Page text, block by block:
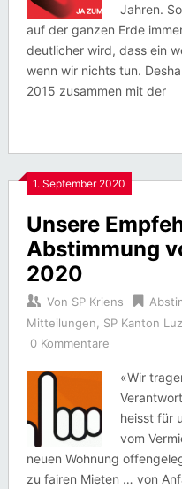
Jahren.
auf der ganzen Erde
deutlicher wird, dass ein
wenn wir nichts tun.
2015 zusammen mit der
1. September 2020
Unsere
Abstimmung
2020
Von SP Kriens
Mitteilungen
SP Kanton
0 Kommentare
«Wir
heisst für
vom
neuen Wohnung
zu fairen Mieten … von